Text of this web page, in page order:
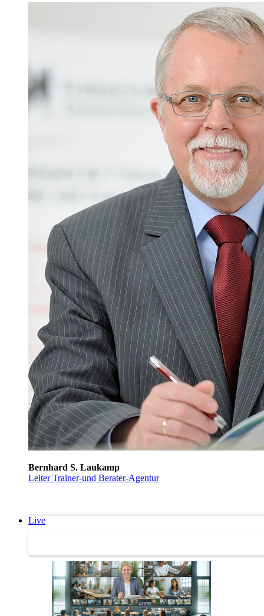
Bernhard S. Laukamp
Leiter Trainer-und Berater-Agentur
Live